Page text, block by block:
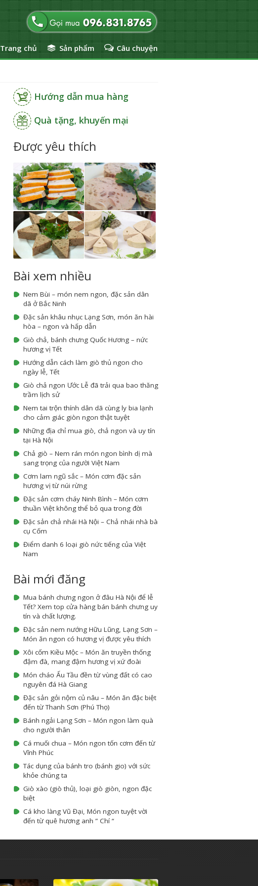
Trang chủ Sản phẩm Câu chuyện
Hướng dẫn mua hàng
Quà tặng, khuyến mại
Được yêu thích
Bài xem nhiều
Nem Bùi – món nem ngon, đặc sản dân
dã ở Bắc Ninh
Đặc sản khâu nhục Lạng Sơn, món ăn hài
hòa – ngon và hấp dẫn
Giò chả, bánh chưng Quốc Hương – nức
hương vị Tết
Hướng dẫn cách làm giò thủ ngon cho
ngày lễ, Tết
Giò chả ngon Ước Lễ đã trải qua bao thăng
trầm lịch sử
Nem tai trộn thính dân dã cùng ly bia lạnh
cho cảm giác giòn ngon thật tuyệt
Những địa chỉ mua giò, chả ngon và uy tín
tại Hà Nội
Chả giò – Nem rán món ngon bình dị mà
sang trọng của người Việt Nam
Cơm lam ngũ sắc – Món cơm đặc sản
hương vị từ núi rừng
Đặc sản cơm cháy Ninh Bình – Món cơm
thuần Việt không thể bỏ qua trong đời
Đặc sản chả nhái Hà Nội – Chả nhái nhà bà
cụ Cốm
Điểm danh 6 loại giò nức tiếng của Việt
Nam
Bài mới đăng
Mua bánh chưng ngon ở đâu Hà Nội để lễ
Tết? Xem top cửa hàng bán bánh chưng uy
tín và chất lượng.
Đặc sản nem nướng Hữu Lũng, Lạng Sơn –
Món ăn ngon có hương vị được yêu thích
Xôi cốm Kiều Mộc – Món ăn truyền thống
đậm đà, mang đậm hương vị xứ đoài
Món cháo Ấu Tầu đền từ vùng đất có cao
nguyên đá Hà Giang
Đặc sản gỏi nộm củ nâu – Món ăn đặc biệt
đến từ Thanh Sơn (Phú Thọ)
Bánh ngải Lạng Sơn – Món ngon làm quà
cho người thân
Cá muối chua – Món ngon tốn cơm đến từ
Vĩnh Phúc
Tác dụng của bánh tro (bánh gio) với sức
khỏe chúng ta
Giò xào (giò thủ), loại giò giòn, ngon đặc
biệt
Cá kho làng Vũ Đại, Món ngon tuyệt vời
đến từ quê hương anh ” Chí “